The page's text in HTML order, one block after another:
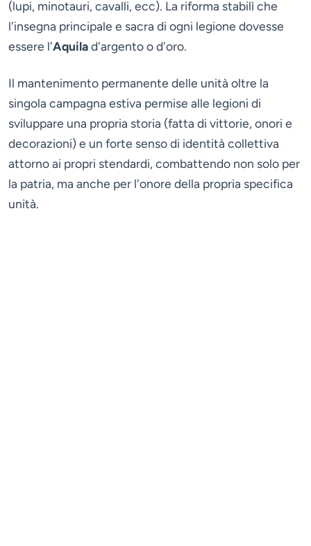
(lupi, minotauri, cavalli, ecc). La riforma stabilì che
l'insegna principale e sacra di ogni legione dovesse
essere l'Aquilad'argento o d'oro.
Il mantenimento permanente delle unità oltre la
singola campagna estiva permise alle legioni di
sviluppare una propria storia (fatta di vittorie, onori e
decorazioni) e un forte senso di identità collettiva
attorno ai propri stendardi, combattendo non solo per
la patria, ma anche per l'onore della propria specifica
unità.